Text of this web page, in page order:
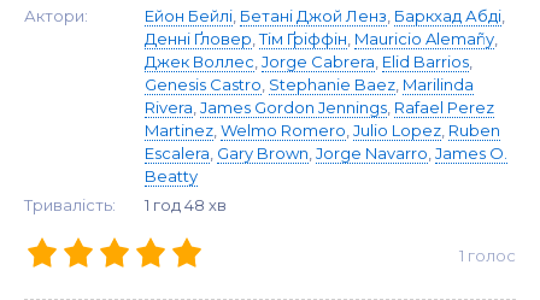
Актори:
Ейон Бейлі Бетані Джой Ленз Баркхад Абді
Денні Ґловер ,Тім Ґріффін Mauricio Alemañy
Джек Воллес Jorge Cabrera Elid Barrios
Genesis Castro Stephanie Baez Marilinda
Rivera James Gordon Jennings Rafael Perez
Martinez Welmo Romero Julio Lopez Ruben
Escalera Gary Brown Jorge Navarro James O.
Beatty
Тривалість:
1 год 48 хв
1 голос